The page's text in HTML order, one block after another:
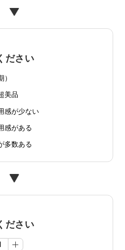
ださい
美品
感が少ない
感がある
多数ある
ださい